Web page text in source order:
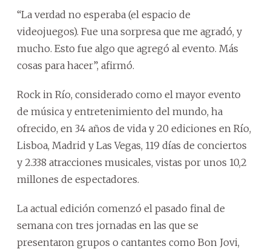
“La verdad no esperaba (el espacio de
videojuegos). Fue una sorpresa que me agradó, y
mucho. Esto fue algo que agregó al evento. Más
cosas para hacer”, afirmó.
Rock in Río, considerado como el mayor evento
de música y entretenimiento del mundo, ha
ofrecido, en 34 años de vida y 20 ediciones en Río,
Lisboa, Madrid y Las Vegas, 119 días de conciertos
y 2.338 atracciones musicales, vistas por unos 10,2
millones de espectadores.
La actual edición comenzó el pasado final de
semana con tres jornadas en las que se
presentaron grupos o cantantes como Bon Jovi,